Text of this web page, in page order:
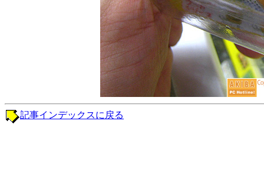
記事インデックスに戻る